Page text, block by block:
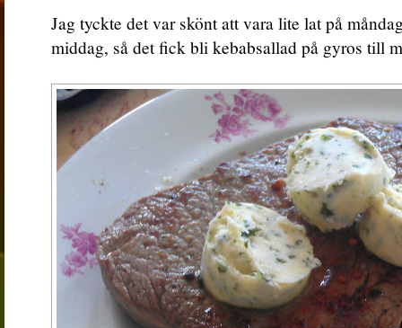
Jag tyckte det var skönt att vara lite lat på
middag, så det fick bli kebabsallad på gyros till